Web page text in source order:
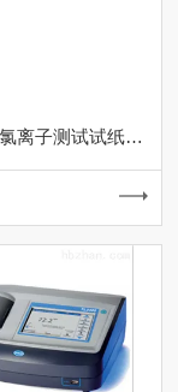
哈希快速氯离子测试试纸2744940 2753140